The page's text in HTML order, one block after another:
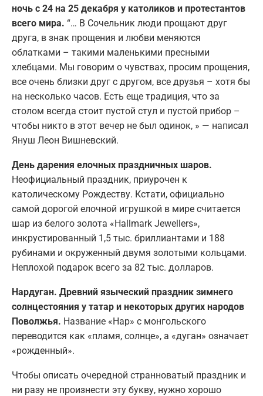
ночь с 24 на 25 декабря у католиков и протестантов
всего мира. “… В Сочельник люди прощают друг
друга, в знак прощения и любви меняются
облатками – такими маленькими пресными
хлебцами. Мы говорим о чувствах, просим прощения,
все очень близки друг с другом, все друзья – хотя бы
на несколько часов. Есть еще традиция, что за
столом всегда стоит пустой стул и пустой прибор –
чтобы никто в этот вечер не был одинок, » — написал
Януш Леон Вишневский.
День дарения елочных праздничных шаров.
Неофициальный праздник, приурочен к
католическому Рождеству. Кстати, официально
самой дорогой елочной игрушкой в мире считается
шар из белого золота «Hallmark Jewellers»,
инкрустированный 1,5 тыс. бриллиантами и 188
рубинами и окруженный двумя золотыми кольцами.
Неплохой подарок всего за 82 тыс. долларов.
Нардуган. Древний языческий праздник зимнего
солнцестояния у татар и некоторых других народов
Поволжья. Название «Нар» с монгольского
переводится как «пламя, солнце», а «дуган» означает
«рожденный».
Чтобы описать очередной странноватый праздник и
ни разу не произнести эту букву, нужно хорошо